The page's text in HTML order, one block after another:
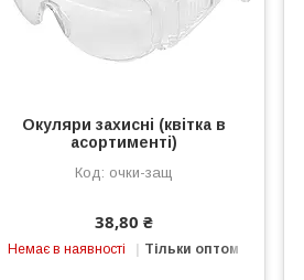
Окуляри захисні (квітка в
асортименті)
очки-защ
38,80 ₴
Немає в наявності Тільки оптом